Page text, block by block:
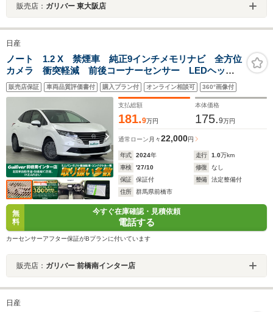
販売店： ガリバー 東大阪店
日産
ノート 1.2 X 禁煙車 純正9インチメモリナビ 全方位
カメラ 衝突軽減 前後コーナーセンサー LEDヘッド
ライト 純正ドライブレコーダー アイドリングストッ
プ スマートキー カーテンエアバック 純正アルミホ
販売店保証 車両品質評価書付 購入プラン付 オンライン相談可 360°画像付
支払総額
181.9万円
本体価格
175.9万円
通常ローン 月々22,000円
年式 2024年 走行 1.0万km
車検
'27/10 修復
なし
保証
保証付 整備
法定整備付
住所
群馬県前橋市
無
料
今すぐ在庫確認・見積依頼
電話する
カーセンサーアフター保証がBプランに付いています
販売店： ガリバー 前橋南インター店
日産